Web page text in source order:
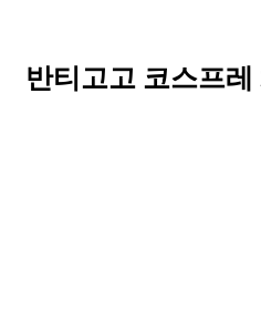
반티고고 코스프